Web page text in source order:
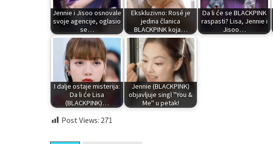
Jennie i Jisoo osnovale
svoje agencije, oglasio
se…
Ekskluzivno: Rosé je
jedina članica
BLACKPINK koja…
Da li će se BLACKPINK
raspasti? Lisa, Jennie i
Jisoo…
I dalje ostaje misterija:
Da li će Lisa
(BLACKPINK)…
Jennie (BLACKPINK)
objavljuje singl "You &
Me" u petak!
Post Views: 271